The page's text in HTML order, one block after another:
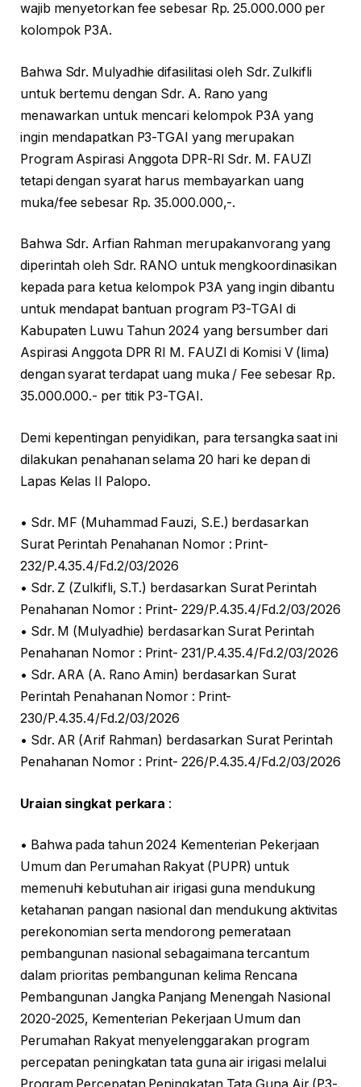
wajib menyetorkan fee sebesar Rp. 25.000.000 per
kolompok P3A.
Bahwa Sdr. Mulyadhie difasilitasi oleh Sdr. Zulkifli
untuk bertemu dengan Sdr. A. Rano yang
menawarkan untuk mencari kelompok P3A yang
ingin mendapatkan P3-TGAI yang merupakan
Program Aspirasi Anggota DPR-RI Sdr. M. FAUZI
tetapi dengan syarat harus membayarkan uang
muka/fee sebesar Rp. 35.000.000,-.
Bahwa Sdr. Arfian Rahman merupakanvorang yang
diperintah oleh Sdr. RANO untuk mengkoordinasikan
kepada para ketua kelompok P3A yang ingin dibantu
untuk mendapat bantuan program P3-TGAI di
Kabupaten Luwu Tahun 2024 yang bersumber dari
Aspirasi Anggota DPR RI M. FAUZI di Komisi V (lima)
dengan syarat terdapat uang muka / Fee sebesar Rp.
35.000.000.- per titik P3-TGAI.
Demi kepentingan penyidikan, para tersangka saat ini
dilakukan penahanan selama 20 hari ke depan di
Lapas Kelas II Palopo.
• Sdr. MF (Muhammad Fauzi, S.E.) berdasarkan
Surat Perintah Penahanan Nomor : Print-
232/P.4.35.4/Fd.2/03/2026
• Sdr. Z (Zulkifli, S.T.) berdasarkan Surat Perintah
Penahanan Nomor : Print- 229/P.4.35.4/Fd.2/03/2026
• Sdr. M (Mulyadhie) berdasarkan Surat Perintah
Penahanan Nomor : Print- 231/P.4.35.4/Fd.2/03/2026
• Sdr. ARA (A. Rano Amin) berdasarkan Surat
Perintah Penahanan Nomor : Print-
230/P.4.35.4/Fd.2/03/2026
• Sdr. AR (Arif Rahman) berdasarkan Surat Perintah
Penahanan Nomor : Print- 226/P.4.35.4/Fd.2/03/2026
Uraian singkat perkara :
• Bahwa pada tahun 2024 Kementerian Pekerjaan
Umum dan Perumahan Rakyat (PUPR) untuk
memenuhi kebutuhan air irigasi guna mendukung
ketahanan pangan nasional dan mendukung aktivitas
perekonomian serta mendorong pemerataan
pembangunan nasional sebagaimana tercantum
dalam prioritas pembangunan kelima Rencana
Pembangunan Jangka Panjang Menengah Nasional
2020-2025, Kementerian Pekerjaan Umum dan
Perumahan Rakyat menyelenggarakan program
percepatan peningkatan tata guna air irigasi melalui